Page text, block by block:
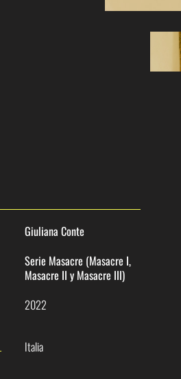
Giuliana Conte
Serie Masacre (Masacre I,
Masacre II y Masacre III)
2022
Italia